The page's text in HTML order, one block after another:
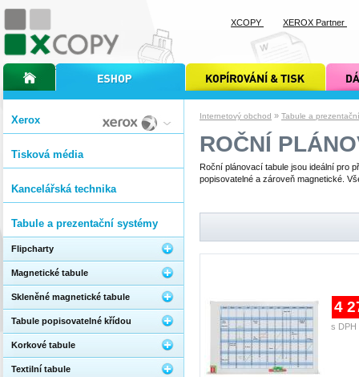
Internetový obchod » Tabule a
ROČNÍ
Roční plánovací tabule jsou ideální pro
popisovatelné a zároveň magnetické.
4
s DPH
Xerox
Tisková média
Kancelářská technika
Tabule a prezentační systémy
Flipcharty
Magnetické tabule
Skleněné magnetické tabule
Tabule popisovatelné křídou
Korkové tabule
Textilní tabule
úvodní stránka xcopyinternetový obchod xcopy kopírování a tisk xcopy dárkové
XCOPY XEROX Partner